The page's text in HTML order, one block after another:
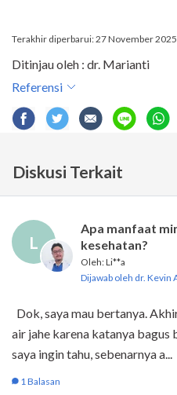
Terakhir diperbarui: 27 November 2025